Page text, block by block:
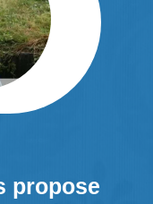
propose